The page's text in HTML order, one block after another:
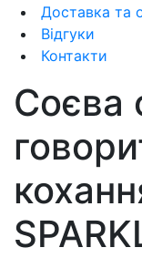
Доставка та
Відгуки
Контакти
Соєва